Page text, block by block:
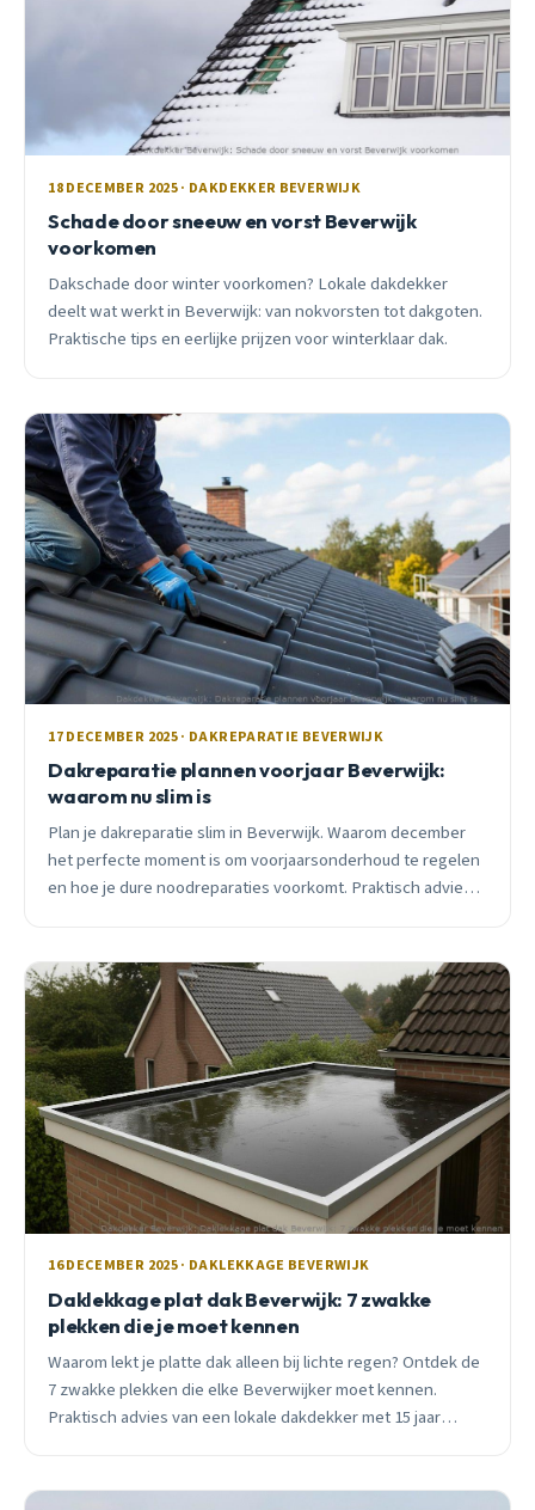
18 DECEMBER 2025 · DAKDEKKER BEVERWIJK
Schade door sneeuw en vorst Beverwijk
voorkomen
Dakschade door winter voorkomen? Lokale dakdekker
deelt wat werkt in Beverwijk: van nokvorsten tot dakgoten.
Praktische tips en eerlijke prijzen voor winterklaar dak.
17 DECEMBER 2025 · DAKREPARATIE BEVERWIJK
Dakreparatie plannen voorjaar Beverwijk:
waarom nu slim is
Plan je dakreparatie slim in Beverwijk. Waarom december
het perfecte moment is om voorjaarsonderhoud te regelen
en hoe je dure noodreparaties voorkomt. Praktisch advies
16 DECEMBER 2025 · DAKLEKKAGE BEVERWIJK
Daklekkage plat dak Beverwijk: 7 zwakke
plekken die je moet kennen
Waarom lekt je platte dak alleen bij lichte regen? Ontdek de
7 zwakke plekken die elke Beverwijker moet kennen.
Praktisch advies van een lokale dakdekker met 15 jaar